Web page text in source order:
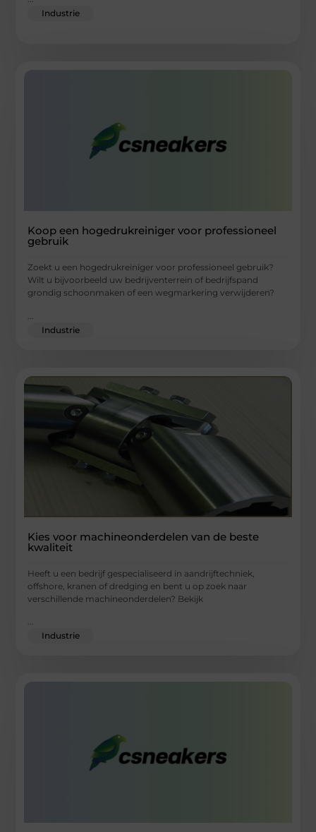
Industrie
Koop een hogedrukreiniger voor professioneel
gebruik
Zoekt u een hogedrukreiniger voor professioneel gebruik?
Wilt u bijvoorbeeld uw bedrijventerrein of bedrijfspand
grondig schoonmaken of een wegmarkering verwijderen?
Industrie
Kies voor machineonderdelen van de beste
kwaliteit
Heeft u een bedrijf gespecialiseerd in aandrijftechniek,
offshore, kranen of dredging en bent u op zoek naar
verschillende machineonderdelen? Bekijk
...
Industrie